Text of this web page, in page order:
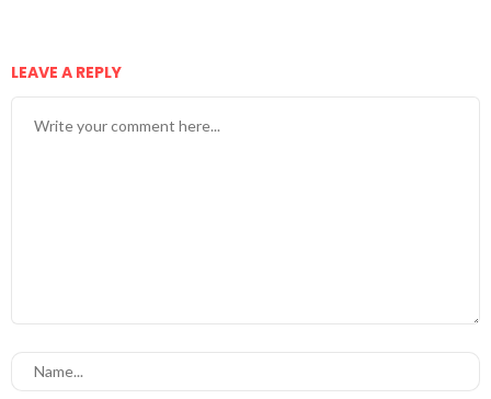
LEAVE A REPLY